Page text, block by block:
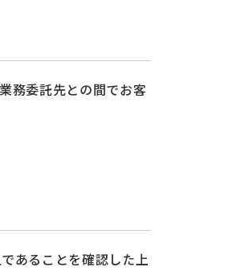
務委託先との間でお客
あることを確認した上